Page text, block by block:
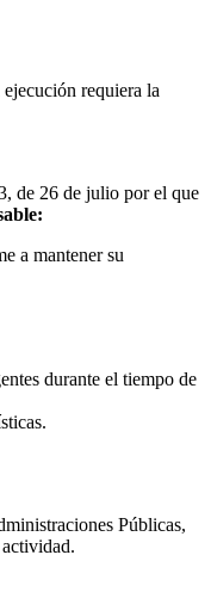
ejecución requiera la
de 26 de julio por el que
a mantener su
durante el tiempo de
Públicas,